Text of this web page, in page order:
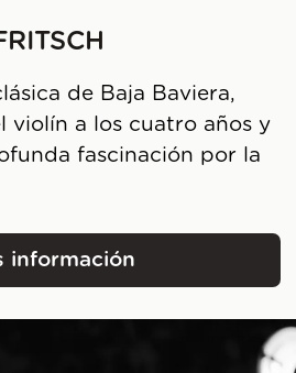
de Baja Baviera,
violín a los cuatro años y
fascinación por la
información